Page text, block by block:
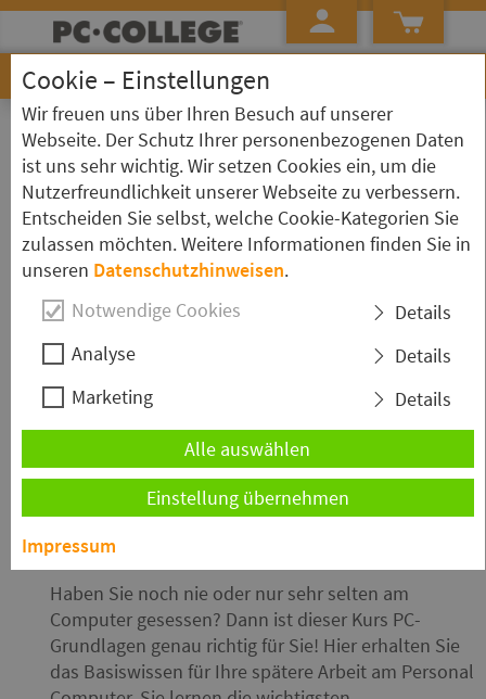
Startseite»Kursübersicht»PC Basiswissen»Kurs Detailseite
PC-Grundlagen - Kompletteinstieg
Kurzbeschreibung
Dieser PC - Grundlagenkurs ist für Personen, die
bisher kaum mit einem PC gearbeitet haben und
Unterstützung für den Einstieg in die Welt der
Computer benötigen. Das Seminar ist auf die
Bedürfnisse von Anfängern im IT-Bereich
ausgerichtet.
Kursinfo
Haben Sie noch nie oder nur sehr selten am
Computer gesessen? Dann ist dieser Kurs PC-
Grundlagen genau richtig für Sie! Hier erhalten Sie
das Basiswissen für Ihre spätere Arbeit am Personal
Cookie – Einstellungen
Wir freuen uns über Ihren Besuch auf unserer
Webseite. Der Schutz Ihrer personenbezogenen Daten
ist uns sehr wichtig. Wir setzen Cookies ein, um die
Nutzerfreundlichkeit unserer Webseite zu verbessern.
Entscheiden Sie selbst, welche Cookie-Kategorien Sie
zulassen möchten. Weitere Informationen finden Sie in
unseren Datenschutzhinweisen.
Notwendige Cookies
Details
Analyse
Details
Marketing
Details
Alle auswählen
Einstellung übernehmen
Impressum